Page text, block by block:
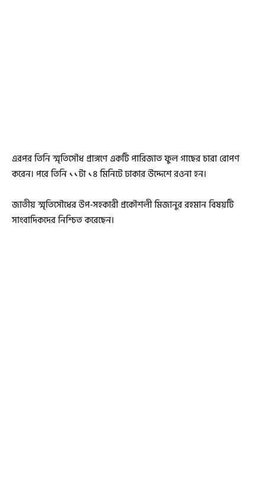
এরপর তিনি স্মৃতিসৌধ প্রাঙ্গণে একটি পারিজাত ফুল গাছের চারা রোপণ
করেন। পরে তিনি ১১টা ১৪ মিনিটে ঢাকার উদ্দেশে রওনা হন।
জাতীয় স্মৃতিসৌধের উপ-সহকারী প্রকৌশলী মিজানুর রহমান বিষয়টি
সাংবাদিকদের নিশ্চিত করেছেন।